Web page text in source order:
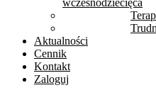
wczesnodziecięca
Aktualności
Cennik
Kontakt
Zaloguj